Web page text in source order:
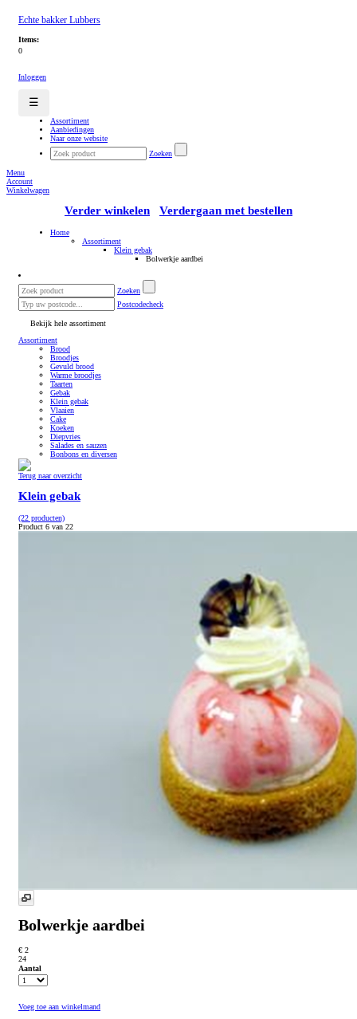
Echte bakker Lubbers
Items:
0
Inloggen
☰
Assortiment
Aanbiedingen
Naar onze website
Zoeken
Menu
Account
Winkelwagen
Verder winkelen Verdergaan met bestellen
Home
Assortiment
Klein gebak
Bolwerkje aardbei
Zoeken
Postcodecheck
Bekijk hele assortiment
Assortiment
Brood
Broodjes
Gevuld brood
Warme broodjes
Taarten
Gebak
Klein gebak
Vlaaien
Cake
Koeken
Diepvries
Salades en sauzen
Bonbons en diversen
Terug naar overzicht
Klein gebak
(22 producten)
Product 6 van 22
Bolwerkje aardbei
€ 2
24
Aantal
Voeg toe aan winkelmand